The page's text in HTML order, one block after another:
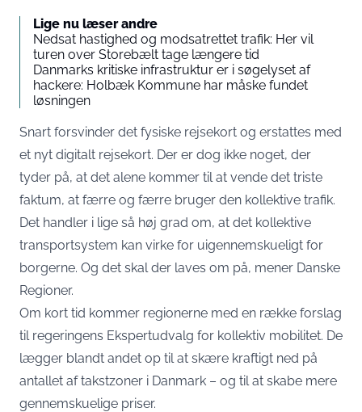
Lige nu læser andre
Nedsat hastighed og modsatrettet trafik: Her vil
turen over Storebælt tage længere tid
Danmarks kritiske infrastruktur er i søgelyset af
hackere: Holbæk Kommune har måske fundet
løsningen
Snart forsvinder det fysiske rejsekort og erstattes med
et nyt digitalt rejsekort. Der er dog ikke noget, der
tyder på, at det alene kommer til at vende det triste
faktum, at færre og færre bruger den kollektive trafik.
Det handler i lige så høj grad om, at det kollektive
transportsystem kan virke for uigennemskueligt for
borgerne. Og det skal der laves om på, mener Danske
Regioner.
Om kort tid kommer regionerne med en række forslag
til regeringens Ekspertudvalg for kollektiv mobilitet. De
lægger blandt andet op til at skære kraftigt ned på
antallet af takstzoner i Danmark – og til at skabe mere
gennemskuelige priser.